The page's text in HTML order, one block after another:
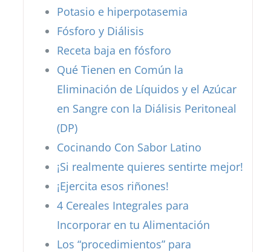
Potasio e hiperpotasemia
Fósforo y Diálisis
Receta baja en fósforo
Qué Tienen en Común la
Eliminación de Líquidos y el Azúcar
en Sangre con la Diálisis Peritoneal
(DP)
Cocinando Con Sabor Latino
¡Si realmente quieres sentirte mejor!
¡Ejercita esos riñones!
4 Cereales Integrales para
Incorporar en tu Alimentación
Los “procedimientos” para